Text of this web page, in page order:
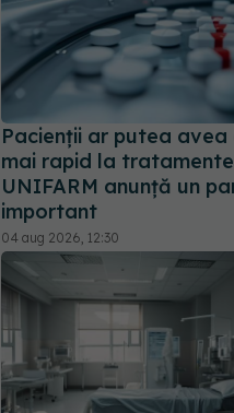
Pacienții ar putea avea
mai rapid la
UNIFARM anunță un
important
04 aug 2026, 12:30